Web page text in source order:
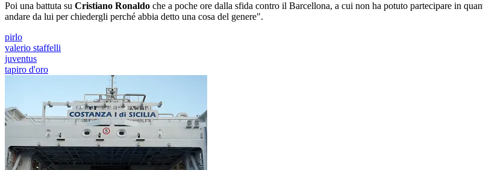
Poi una battuta su Cristiano Ronaldo che a poche ore dalla sfida contro il Barcellona, a cui non ha potuto partecipare in
andare da lui per chiedergli perché abbia detto una cosa del genere".
pirlo
valerio staffelli
juventus
tapiro d'oro